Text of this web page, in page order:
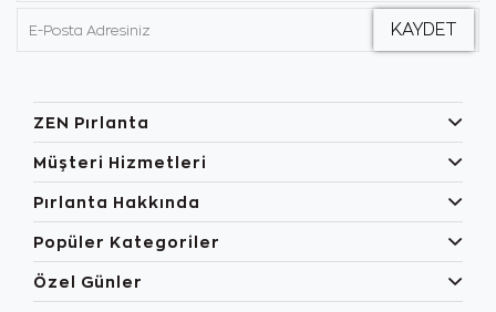
ZEN Pırlanta
Müşteri Hizmetleri
Pırlanta Hakkında
Popüler Kategoriler
Özel Günler